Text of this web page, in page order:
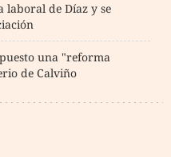
laboral de Díaz y se
una "reforma
de Calviño